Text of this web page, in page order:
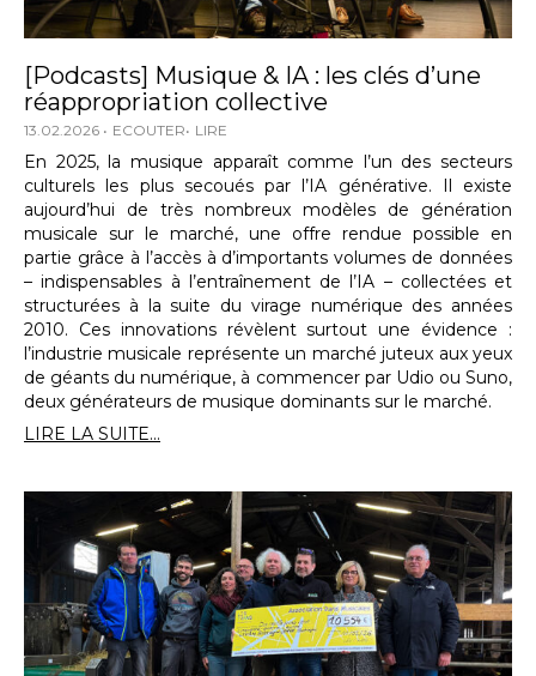
[Podcasts] Musique & IA : les clés d’une
réappropriation collective
13.02.2026 ECOUTER LIRE
En 2025, la musique apparaît comme l’un des secteurs
culturels les plus secoués par l’IA générative. Il existe
aujourd’hui de très nombreux modèles de génération
musicale sur le marché, une offre rendue possible en
partie grâce à l’accès à d’importants volumes de données
– indispensables à l’entraînement de l’IA – collectées et
structurées à la suite du virage numérique des années
2010. Ces innovations révèlent surtout une évidence :
l’industrie musicale représente un marché juteux aux yeux
de géants du numérique, à commencer par Udio ou Suno,
deux générateurs de musique dominants sur le marché.
LIRE LA SUITE...